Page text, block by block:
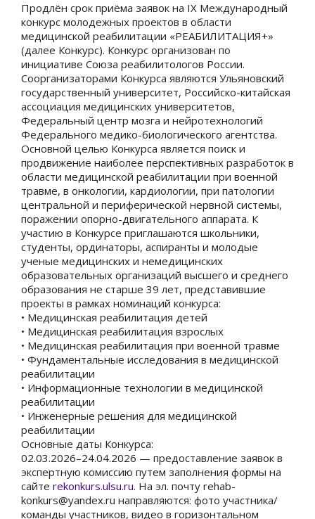
Продлён срок приёма заявок на IX Международный
конкурс молодежных проектов в области
медицинской реабилитации «РЕАБИЛИТАЦИЯ+»
(далее Конкурс). Конкурс организован по
инициативе Союза реабилитологов России.
Соорганизаторами Конкурса являются Ульяновский
государственный университет, Российско-китайская
ассоциация медицинских университетов,
Федеральный центр мозга и нейротехнологий
Федерального медико-биологического агентства.
Основной целью Конкурса является поиск и
продвижение наиболее перспективных разработок в
области медицинской реабилитации при военной
травме, в онкологии, кардиологии, при патологии
центральной и периферической нервной системы,
поражении опорно-двигательного аппарата. К
участию в Конкурсе приглашаются школьники,
студенты, ординаторы, аспиранты и молодые
ученые медицинских и немедицинских
образовательных организаций высшего и среднего
образования не старше 39 лет, представившие
проекты в рамках номинаций конкурса:
• Медицинская реабилитация детей
• Медицинская реабилитация взрослых
• Медицинская реабилитация при военной травме
• Фундаментальные исследования в медицинской
реабилитации
• Информационные технологии в медицинской
реабилитации
• Инженерные решения для медицинской
реабилитации
Основные даты Конкурса:
02.03.2026–24.04.2026 — предоставление заявок в
экспертную комиссию путем заполнения формы на
сайте rekonkurs.ulsu.ru. На эл. почту rehab-
konkurs@yandex.ru направляются: фото участника/
команды участников, видео в горизонтальном